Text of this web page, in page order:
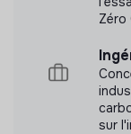
Zéro
sur